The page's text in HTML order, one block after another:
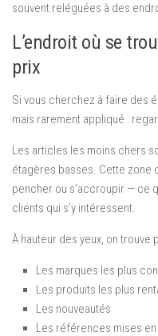
souvent reléguées à des
L’endroit où se
prix
Si vous cherchez à faire des
mais rarement appliqué :
Les articles les moins chers
étagères basses. Cette zone
pencher ou s’accroupir — ce
clients qui s’y intéressent.
À hauteur des yeux, on trouve
Les marques les plus
Les produits les plus
Les nouveautés
Les références mises